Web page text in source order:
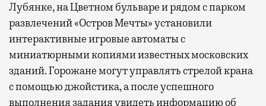
Лубянке, на Цветном бульваре и рядом с парком
развлечений «Остров Мечты» установили
интерактивные игровые автоматы с
миниатюрными копиями известных московских
зданий. Горожане могут управлять стрелой крана
с помощью джойстика, а после успешного
выполнения задания увидеть информацию об